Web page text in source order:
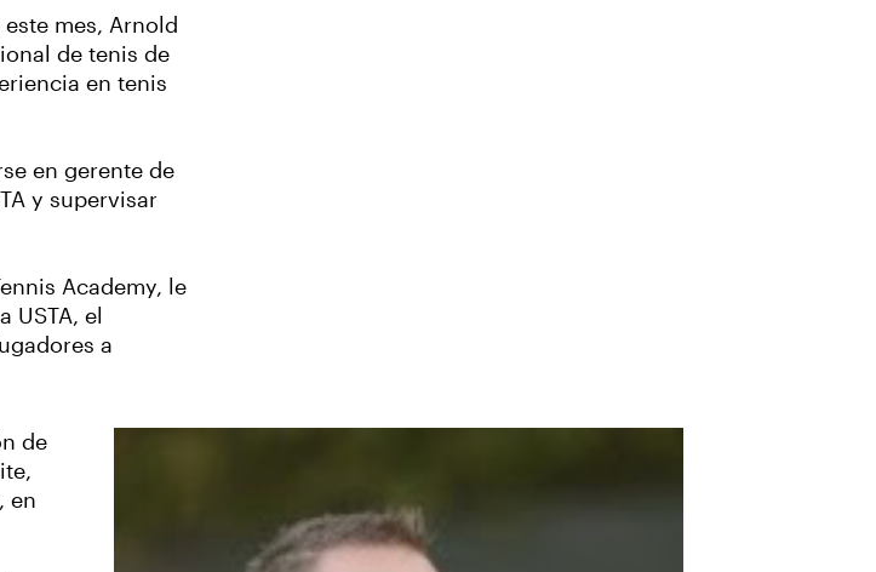
mes, Arnold
de tenis de
en tenis
en gerente de
y supervisar
Academy, le
el
a
de
en